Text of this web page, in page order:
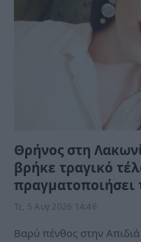
Θρήνος στη
βρήκε τραγικό
πραγματοποιήσει
Τε, 5 Αυγ 2026 14:46
Βαρύ πένθος στην